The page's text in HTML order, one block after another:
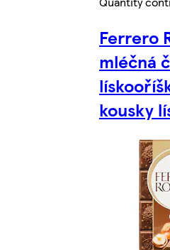
Ferrero
mléčná
kousky